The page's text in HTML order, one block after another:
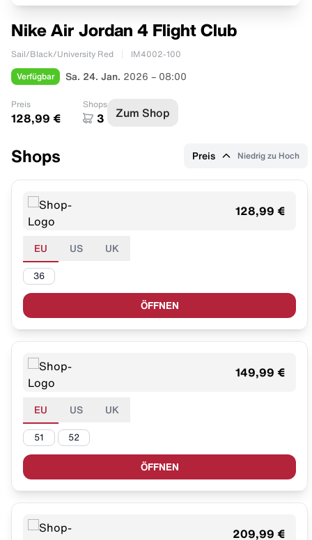
Nike Air Jordan 4 Flight Club
Sail/Black/University Red IM4002-100
Verfügbar Sa. 24. Jan. 2026 – 08:00
Preis
128,99 €
Shops
3 Zum Shop
Shops Preis Niedrig zu Hoch
128,99 €
EU US UK
36
ÖFFNEN
149,99 €
EU US UK
51 52
ÖFFNEN
209,99 €